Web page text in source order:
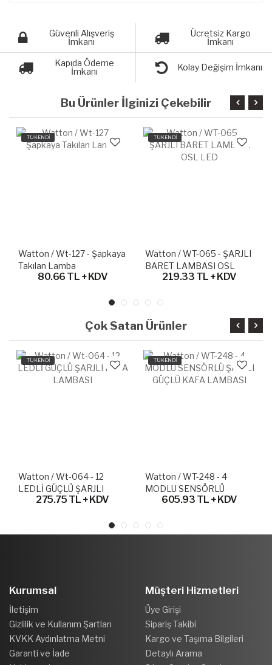
Güvenli Alışveriş
İmkanı
Ücretsiz Kargo
İmkanı
Kapıda Ödeme
İmkanı
Kolay Değişim İmkanı
Bu Ürünler İlginizi Çekebilir
TÜKENDİ
Watton / Wt-127 - Şapkaya
Takılan Lamba
80.66 TL + KDV
TÜKENDİ
Watton / WT-065 - ŞARJLI
BARET LAMBASI OSL
219.33 TL + KDV
Çok Satan Ürünler
TÜKENDİ
Watton / Wt-064 - 12
LEDLİ GÜÇLÜ ŞARJLI
KAFA LAMBASI
275.75 TL + KDV
TÜKENDİ
Watton / WT-248 - 4
MODLU SENSÖRLÜ
ŞARJLI GÜÇLÜ KAFA
605.93 TL + KDV
Kurumsal
İletişim
Gizlilik ve Kullanım Şartları
KVKK Aydınlatma Metni
Garanti ve İade
Müşteri Hizmetleri
Üye Girişi
Sipariş Takibi
Kargo ve Taşıma Bilgileri
Detaylı Arama